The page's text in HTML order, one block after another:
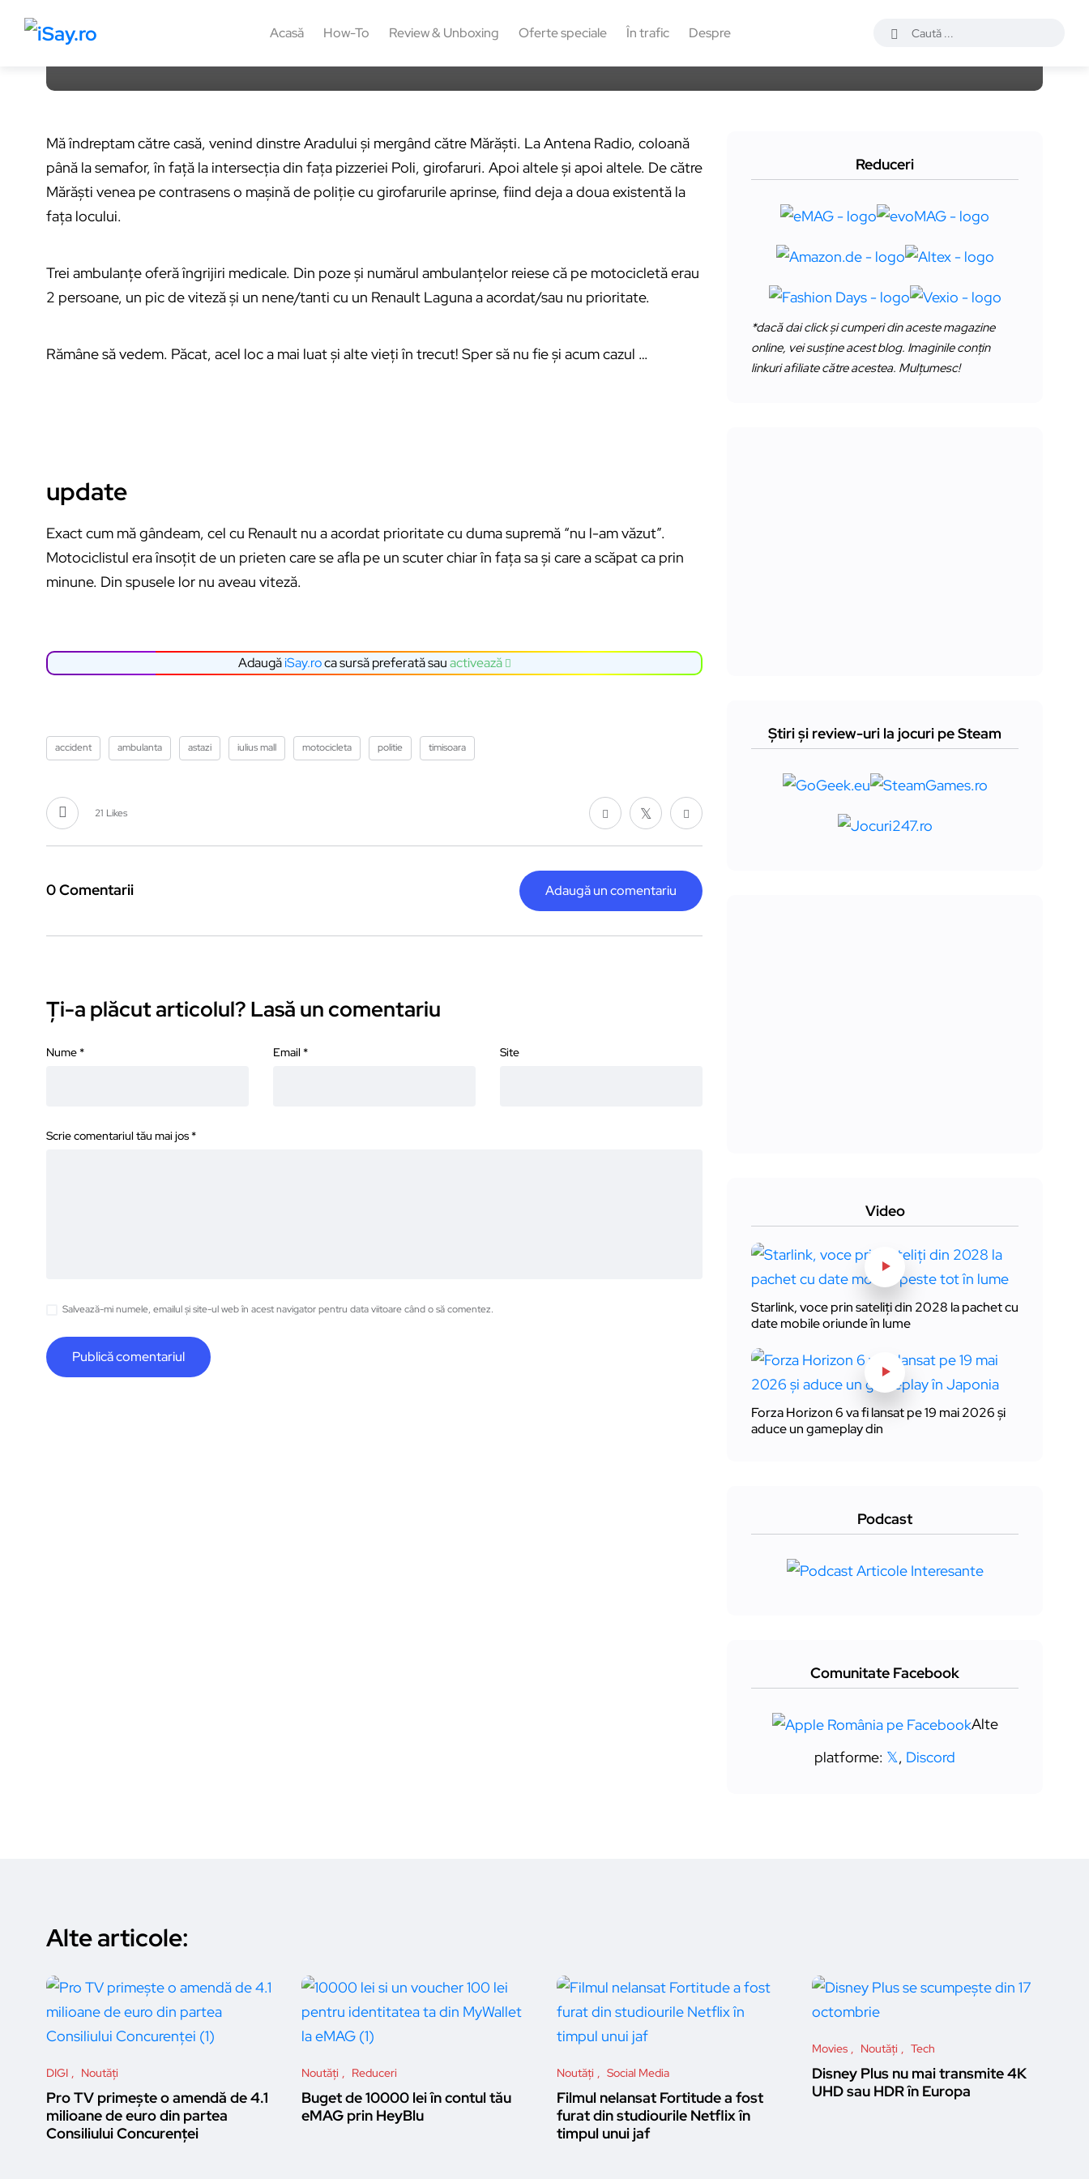
Acasă How-To Review & Unboxing Oferte speciale În trafic Despre
Mă îndreptam către casă, venind dinstre Aradului și mergând către Mărăști. La Antena Radio, coloană
până la semafor, în față la intersecția din fața pizzeriei Poli, girofaruri. Apoi altele și apoi altele. De către
Mărăști venea pe contrasens o mașină de poliție cu girofarurile aprinse, fiind deja a doua existentă la
fața locului.
Trei ambulanțe oferă îngrijiri medicale. Din poze și numărul ambulanțelor reiese că pe motocicletă erau
2 persoane, un pic de viteză și un nene/tanti cu un Renault Laguna a acordat/sau nu prioritate.
Rămâne să vedem. Păcat, acel loc a mai luat și alte vieți în trecut! Sper să nu fie și acum cazul …
update
Exact cum mă gândeam, cel cu Renault nu a acordat prioritate cu duma supremă “nu l-am văzut”.
Motociclistul era însoțit de un prieten care se afla pe un scuter chiar în fața sa și care a scăpat ca prin
minune. Din spusele lor nu aveau viteză.
AdaugăiSay.roca sursă preferată sauactivează
accident ambulanta astazi iulius mall motocicleta politie timisoara
21 Likes
0 Comentarii Adaugă un comentariu
Ți-a plăcut articolul? Lasă un comentariu
Nume * Email * Site
Scrie comentariul tău mai jos *
Salvează-mi numele, emailul și site-ul web în acest navigator pentru data viitoare când o să comentez.
Reduceri
*dacă dai click și cumperi din aceste magazine
online, vei susține acest blog. Imaginile conțin
linkuri afiliate către acestea. Mulțumesc!
Știri și review-uri la jocuri pe Steam
Video
Starlink, voce prin sateliți din 2028 la pachet cu
date mobile oriunde în lume
Forza Horizon 6 va fi lansat pe 19 mai 2026 și
aduce un gameplay din
Podcast
Comunitate Facebook
Alte
platforme: 𝕏, Discord
Alte articole:
DIGI Noutăți
Pro TV primește o amendă de 4.1
milioane de euro din partea
Consiliului Concurenței
Noutăți Reduceri
Buget de 10000 lei în contul tău
eMAG prin HeyBlu
Noutăți Social Media
Filmul nelansat Fortitude a fost
furat din studiourile Netflix în
timpul unui jaf
Movies Noutăți Tech
Disney Plus nu mai transmite 4K
UHD sau HDR în Europa